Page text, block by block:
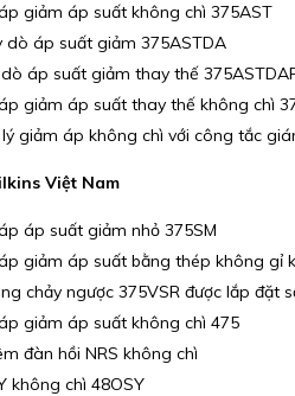
giảm áp suất không chì 375AST
dò áp suất giảm 375ASTDA
áp suất giảm thay thế
giảm áp suất thay thế không chì
giảm áp không chì với công tắc
Việt Nam
áp suất giảm nhỏ 375SM
giảm áp suất bằng thép không gỉ
chảy ngược 375VSR được lắp đặt
giảm áp suất không chì 475
đàn hồi NRS không chì
không chì 48OSY